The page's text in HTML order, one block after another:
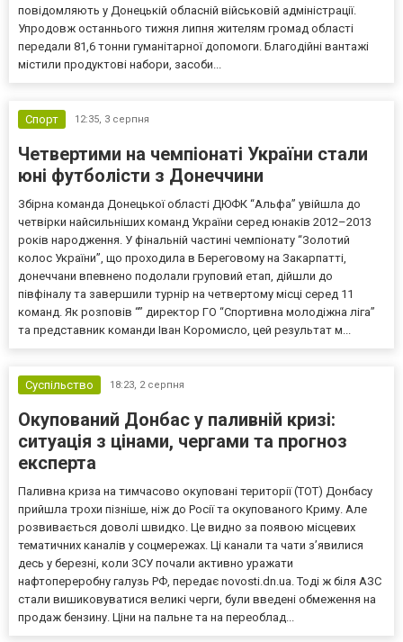
повідомляють у Донецькій обласній військовій адміністрації.
Упродовж останнього тижня липня жителям громад області
передали 81,6 тонни гуманітарної допомоги. Благодійні вантажі
містили продуктові набори, засоби...
Спорт 12:35, 3 серпня
Четвертими на чемпіонаті України стали
юні футболісти з Донеччини
Збірна команда Донецької області ДЮФК “Альфа” увійшла до
четвірки найсильніших команд України серед юнаків 2012–2013
років народження. У фінальній частині чемпіонату “Золотий
колос України”, що проходила в Береговому на Закарпатті,
донеччани впевнено подолали груповий етап, дійшли до
півфіналу та завершили турнір на четвертому місці серед 11
команд. Як розповів “” директор ГО “Спортивна молодіжна ліга”
та представник команди Іван Коромисло, цей результат м...
Суспільство 18:23, 2 серпня
Окупований Донбас у паливній кризі:
ситуація з цінами, чергами та прогноз
експерта
Паливна криза на тимчасово окуповані території (ТОТ) Донбасу
прийшла трохи пізніше, ніж до Росії та окупованого Криму. Але
розвивається доволі швидко. Це видно за появою місцевих
тематичних каналів у соцмережах. Ці канали та чати з’явилися
десь у березні, коли ЗСУ почали активно уражати
нафтопереробну галузь РФ, передає novosti.dn.ua. Тоді ж біля АЗС
стали вишиковуватися великі черги, були введені обмеження на
продаж бензину. Ціни на пальне та на переоблад...